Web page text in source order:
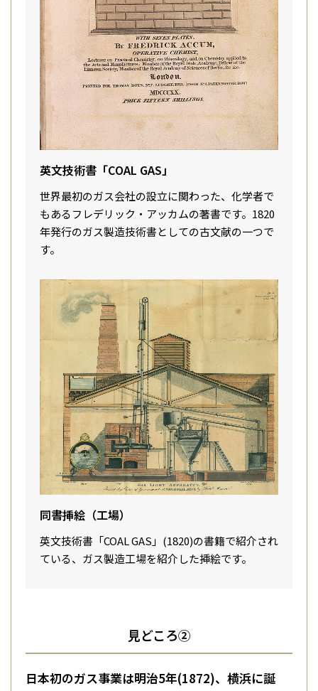
英文技術書「COAL GAS」
世界最初のガス会社の設立に関わった、化学者で
もあるフレデリック・アッカムの著書です。1820
年発行のガス製造技術書としての古文献の一つで
す。
同書挿絵（工場）
英文技術書「COAL GAS」(1820)の書籍で紹介され
ている、ガス製造工場を紹介した挿絵です。
見どころ②
日本初のガス事業は明治5年(1872)、横浜に誕